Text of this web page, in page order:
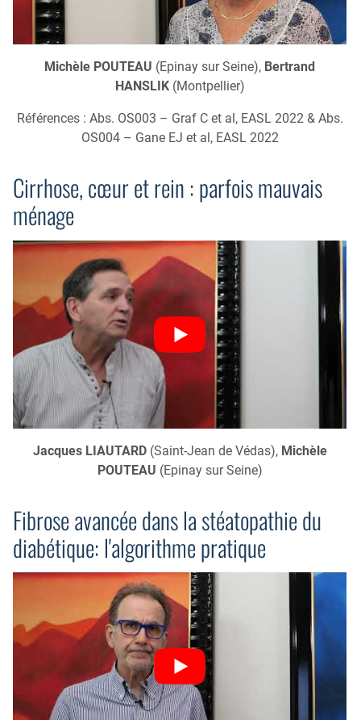
Michèle POUTEAU (Epinay sur Seine), Bertrand
HANSLIK(Montpellier)
Références : Abs. OS003 – Graf C et al, EASL 2022 & Abs.
OS004 – Gane EJ et al, EASL 2022
Cirrhose, cœur et rein : parfois mauvais
ménage
Jacques LIAUTARD(Saint-Jean de Védas), Michèle
POUTEAU (Epinay sur Seine)
Fibrose avancée dans la stéatopathie du
diabétique: l'algorithme pratique